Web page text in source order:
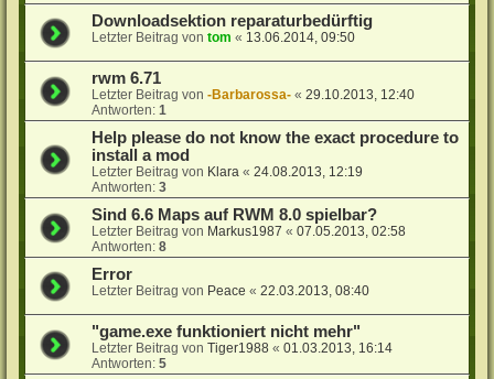
Downloadsektion reparaturbedürftig
Letzter Beitrag vontom « 13.06.2014, 09:50
rwm 6.71
Letzter Beitrag von-Barbarossa- «29.10.2013, 12:40
Antworten:1
Help please do not know the exact procedure to
install a mod
Letzter Beitrag von Klara «24.08.2013, 12:19
Antworten:3
Sind 6.6 Maps auf RWM 8.0 spielbar?
Letzter Beitrag von Markus1987 «07.05.2013, 02:58
Antworten:8
Error
Letzter Beitrag von Peace «22.03.2013, 08:40
"game.exe funktioniert nicht mehr"
Letzter Beitrag vonTiger1988 «01.03.2013, 16:14
Antworten:5